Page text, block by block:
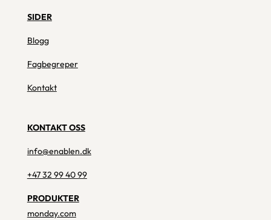
SIDER
Blogg
Fagbegreper
Kontakt
KONTAKT OSS
info@enablen.dk
+47 32 99 40 99
PRODUKTER
monday.com